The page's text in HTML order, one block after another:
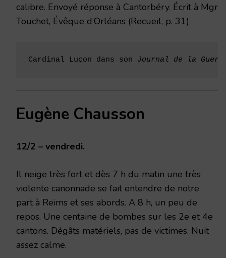
calibre. Envoyé réponse à Cantorbéry. Écrit à Mgr
Touchet, Évêque d’Orléans (Recueil, p. 31)
Cardinal Luçon dans son Journal de la
Eugène Chausson
12/2 – vendredi.
Il neige très fort et dès 7 h du matin une très
violente canonnade se fait entendre de notre
part à Reims et ses abords. A 8 h, un peu de
repos. Une centaine de bombes sur les 2e et 4e
cantons. Dégâts matériels, pas de victimes. Nuit
assez calme.